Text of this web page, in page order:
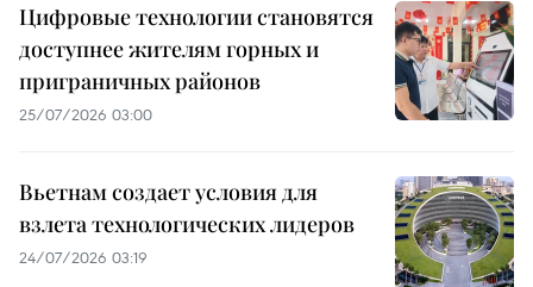
Цифровые технологии становятся
доступнее жителям горных и
приграничных районов
25/07/2026 03:00
Вьетнам создает условия для
взлета технологических лидеров
24/07/2026 03:19